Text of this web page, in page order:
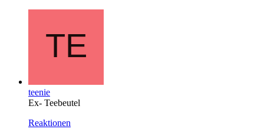
teenie
Ex- Teebeutel
Reaktionen